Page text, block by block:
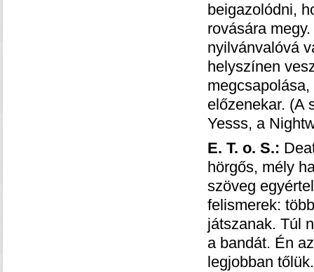
beigazolódni,
rovására
nyilvánvalóvá
helyszínen
előzenekar. (A
Yesss, a
E. T. o. S.:
hörgős, mély
szöveg
felismerek:
játszanak. Túl
a bandát. Én
legjobban tőlük.